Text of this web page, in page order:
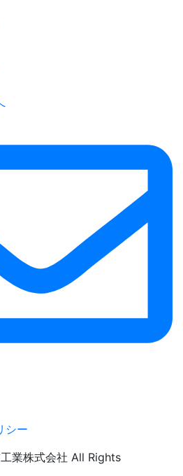
シー
業株式会社 All Rights